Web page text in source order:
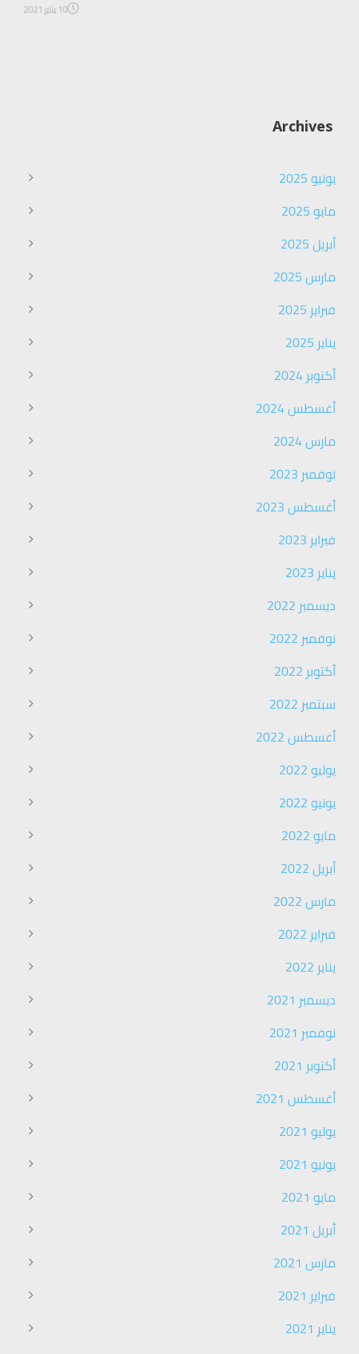
10 يناير 2021
Archives
يونيو 2025
مايو 2025
أبريل 2025
مارس 2025
فبراير 2025
يناير 2025
أكتوبر 2024
أغسطس 2024
مارس 2024
نوفمبر 2023
أغسطس 2023
فبراير 2023
يناير 2023
ديسمبر 2022
نوفمبر 2022
أكتوبر 2022
سبتمبر 2022
أغسطس 2022
يوليو 2022
يونيو 2022
مايو 2022
أبريل 2022
مارس 2022
فبراير 2022
يناير 2022
ديسمبر 2021
نوفمبر 2021
أكتوبر 2021
أغسطس 2021
يوليو 2021
يونيو 2021
مايو 2021
أبريل 2021
مارس 2021
فبراير 2021
يناير 2021